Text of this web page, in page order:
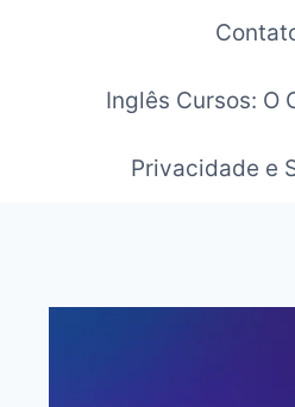
Inglês Cursos: O
Privacidade e